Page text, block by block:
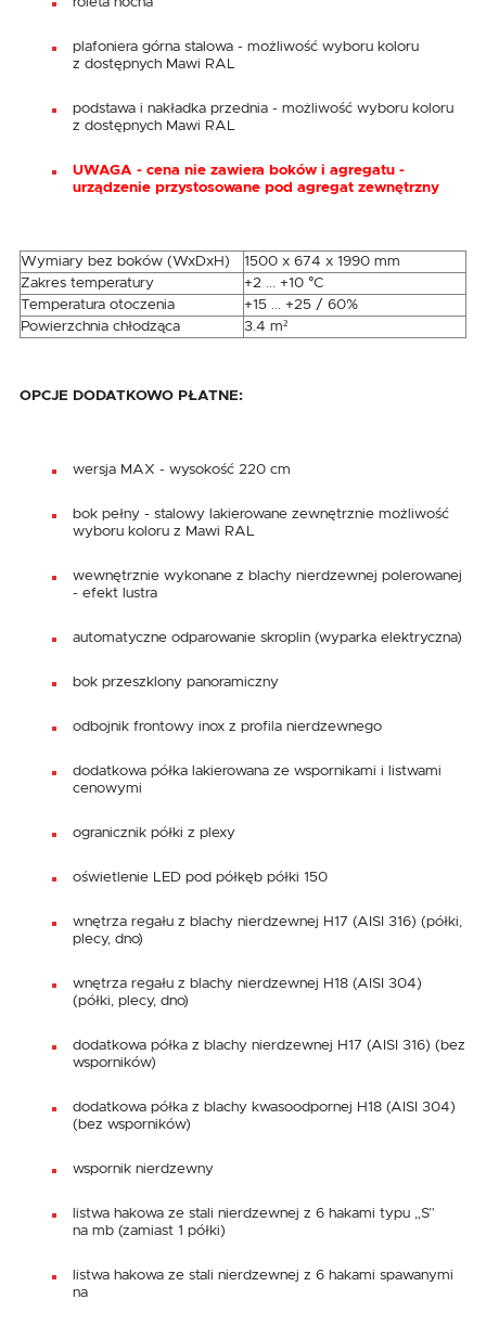
plafoniera górna stalowa - możliwość wyboru koloru
z dostępnych Mawi RAL
podstawa i nakładka przednia - możliwość wyboru koloru
z dostępnych Mawi RAL
UWAGA - cena nie zawiera boków i agregatu -
urządzenie przystosowane pod agregat zewnętrzny
Wymiary bez boków (WxDxH)
1500 x 674 x 1990 mm
Zakres temperatury
+2 ... +10 °C
Temperatura otoczenia
+15 ... +25 / 60%
Powierzchnia chłodząca
3.4 m²
OPCJE DODATKOWO PŁATNE:
wersja MAX - wysokość 220 cm
bok pełny - stalowy lakierowane zewnętrznie możliwość
wyboru koloru z Mawi RAL
wewnętrznie wykonane z blachy nierdzewnej polerowanej
- efekt lustra
automatyczne odparowanie skroplin (wyparka elektryczna)
bok przeszklony panoramiczny
odbojnik frontowy inox z profila nierdzewnego
dodatkowa półka lakierowana ze wspornikami i listwami
cenowymi
ogranicznik półki z plexy
oświetlenie LED pod półkęb półki 150
wnętrza regału z blachy nierdzewnej H17 (AISI 316) (półki,
plecy, dno)
wnętrza regału z blachy nierdzewnej H18 (AISI 304)
(półki, plecy, dno)
dodatkowa półka z blachy nierdzewnej H17 (AISI 316) (bez
wsporników)
dodatkowa półka z blachy kwasoodpornej H18 (AISI 304)
(bez wsporników)
wspornik nierdzewny
listwa hakowa ze stali nierdzewnej z 6 hakami typu „S”
na mb (zamiast 1 półki)
listwa hakowa ze stali nierdzewnej z 6 hakami spawanymi
na